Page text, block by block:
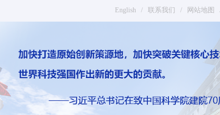
English / 联系我们 / 网站地图